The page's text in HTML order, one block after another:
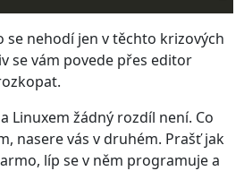
se nehodí jen v těchto krizových
se vám povede přes editor
Linuxem žádný rozdíl není. Co
nasere vás v druhém. Prašť jak
líp se v něm programuje a